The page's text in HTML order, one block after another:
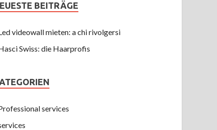
BEITRÄGE
videowall mieten: a chi rivolgersi
Swiss: die Haarprofis
services